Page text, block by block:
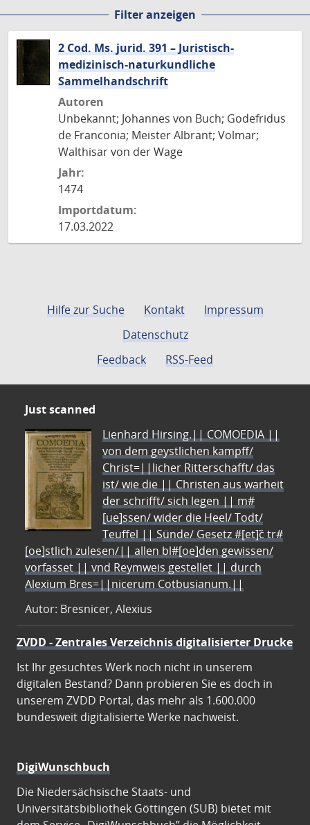
Filter anzeigen
2 Cod. Ms. jurid. 391 – Juristisch-
medizinisch-naturkundliche
Sammelhandschrift
Autoren
Unbekannt; Johannes von Buch; Godefridus
de Franconia; Meister Albrant; Volmar;
Walthisar von der Wage
Jahr:
1474
Importdatum:
17.03.2022
Hilfe zur Suche Kontakt
Impressum
Datenschutz
Feedback
RSS-Feed
Just scanned
Lienhard Hirsing.|| COMOEDIA ||
von dem geystlichen kampff/
Christ=||licher Ritterschafft/ das
ist/ wie die || Christen aus warheit
der schrifft/ sich legen || m#
[ue]ssen/ wider die Heel/ Todt/
Teuffel || Sünde/ Gesetz #[et]c̃ tr#
[oe]stlich zulesen/|| allen bl#[oe]den gewissen/
vorfasset || vnd Reymweis gestellet || durch
Alexium Bres=||nicerum Cotbusianum.||
Autor: Bresnicer, Alexius
ZVDD - Zentrales Verzeichnis digitalisierter Drucke
Ist Ihr gesuchtes Werk noch nicht in unserem
digitalen Bestand? Dann probieren Sie es doch in
unserem ZVDD Portal, das mehr als 1.600.000
bundesweit digitalisierte Werke nachweist.
DigiWunschbuch
Die Niedersächsische Staats- und
Universitätsbibliothek Göttingen (SUB) bietet mit